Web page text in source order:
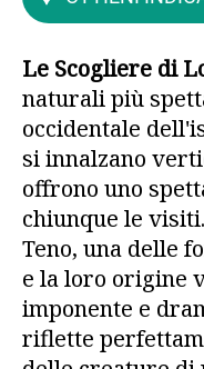
Le Scogliere di
naturali più
occidentale
si innalzano
offrono uno
chiunque le
Teno, una delle
e la loro origine
imponente e
riflette